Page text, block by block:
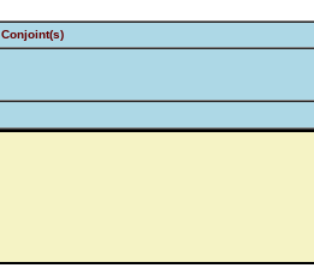
Conjoint(s)